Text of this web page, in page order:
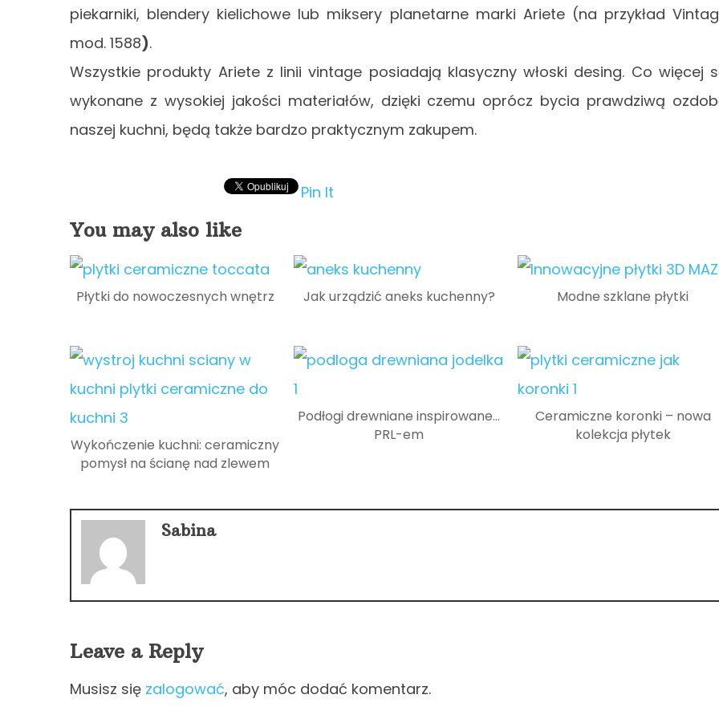
piekarniki, blendery kielichowe lub miksery planetarne marki Ariete (na przykład
mod. 1588).
Wszystkie produkty Ariete z linii vintage posiadają klasyczny włoski desing. Co więcej
wykonane z wysokiej jakości materiałów, dzięki czemu oprócz bycia prawdziwą
naszej kuchni, będą także bardzo praktycznym zakupem.
Pin It
You may also like
Płytki do nowoczesnych wnętrz Jak urządzić aneks kuchenny? Modne szklane płytki
Wykończenie kuchni: ceramiczny
pomysł na ścianę nad zlewem
Podłogi drewniane inspirowane…
PRL-em
Ceramiczne koronki – nowa
kolekcja płytek
Sabina
Leave a Reply
Musisz się zalogować, aby móc dodać komentarz.